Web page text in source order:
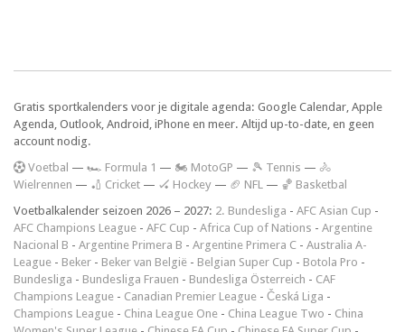
Gratis sportkalenders voor je digitale agenda: Google Calendar, Apple
Agenda, Outlook, Android, iPhone en meer. Altijd up-to-date, en geen
account nodig.
Voetbal — 🏎️ Formula 1 — 🏍 MotoGP — 🎾 Tennis — 🚴
Wielrennen — 🏏 Cricket — 🏑 Hockey — 🏈 NFL — 🏀 Basketbal
Voetbalkalender seizoen 2026 – 2027: 2. Bundesliga - AFC Asian Cup -
AFC Champions League - AFC Cup - Africa Cup of Nations - Argentine
Nacional B - Argentine Primera B - Argentine Primera C - Australia A-
League - Beker - Beker van België - Belgian Super Cup - Botola Pro -
Bundesliga - Bundesliga Frauen - Bundesliga Österreich - CAF
Champions League - Canadian Premier League - Česká Liga -
Champions League - China League One - China League Two - China